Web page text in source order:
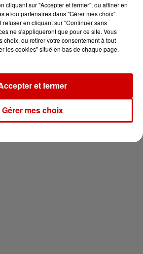
Duel - Gagnez votre balade
jet ski !
cliquant sur "Accepter et fermer", ou affiner en
et/ou partenaires dans "Gérer mes choix".
refuser en cliquant sur "Continuer sans
ne s'appliqueront que pour ce site. Vous
choix, ou retirer votre consentement à tout
les cookies" situé en bas de chaque page.
Gérer mes choix
et fermer